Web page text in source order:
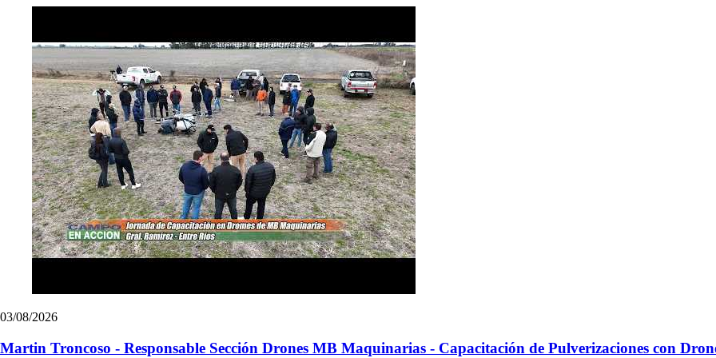
03/08/2026
Martin Troncoso - Responsable Sección Drones MB Maquinarias - Capacitación de Pulverizaciones con